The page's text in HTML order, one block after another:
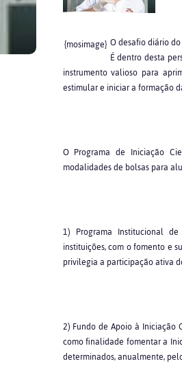
{mosimage} O desafio diário
É dentro desta
instrumento valioso para
estimular e iniciar a formação
O Programa de Iniciação
modalidades de bolsas para
1) Programa Institucional de
instituições, com o fomento e
privilegia a participação ativa
2) Fundo de Apoio à Iniciação
como finalidade fomentar a
determinados, anualmente,